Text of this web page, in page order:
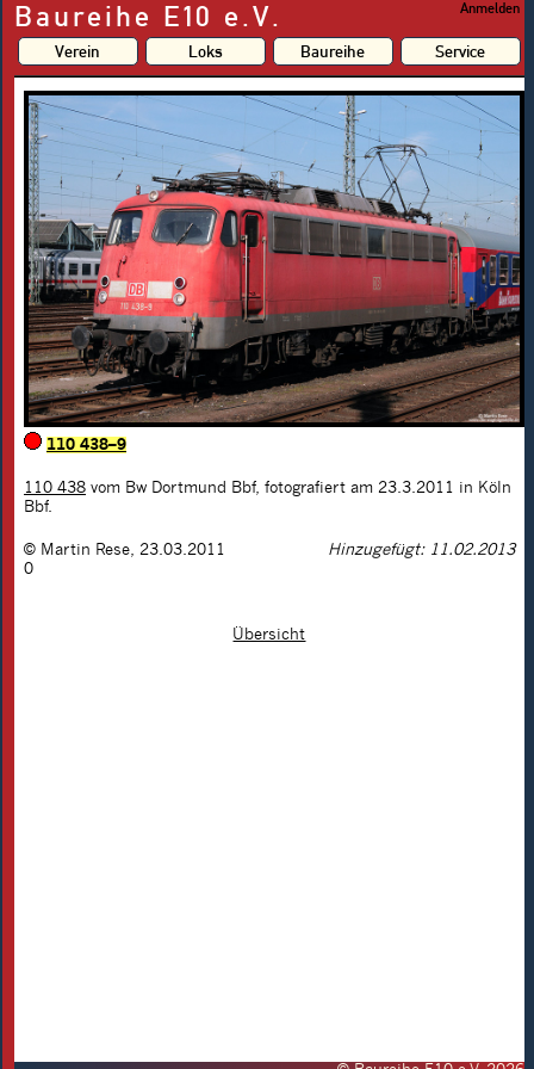
Baureihe E10 e.V. Anmelden
Verein Loks Baureihe Service
110 438–9
110 438 vom Bw Dortmund Bbf, fotografiert am 23.3.2011 in Köln
Bbf.
© Martin Rese 23.03.2011
Hinzugefügt: 11.02.2013
0
Übersicht